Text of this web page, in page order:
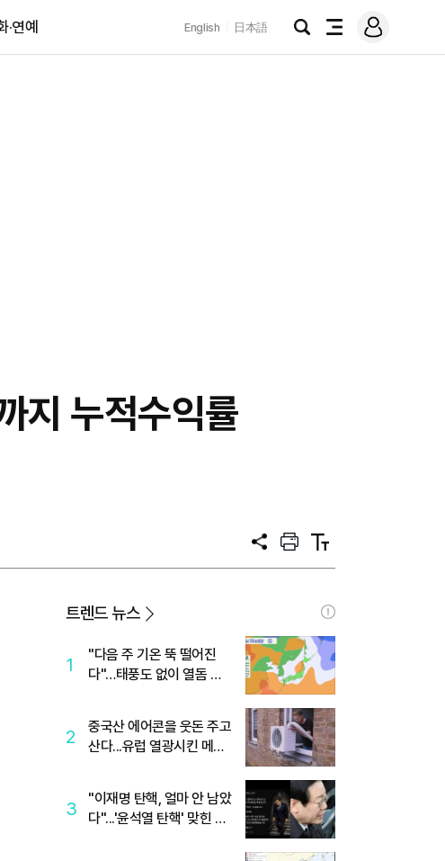
·연예 English 日本語
검
전
메
그
지 누적수익률
공
프
트
텍
트
트렌드 뉴스
1
"다음 주 기온 뚝 떨어진
다"…태풍도 없이 열돔 박
2
중국산 에어콘을 웃돈 주고
산다...유럽 열광시킨 메이
3
"이재명 탄핵, 얼마 안 남았
다"...'윤석열 탄핵' 맞힌 무